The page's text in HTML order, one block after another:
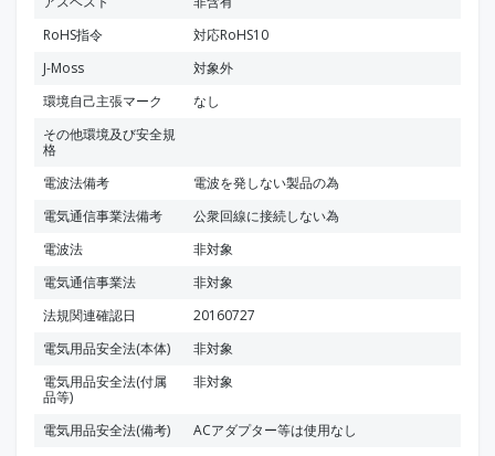
RoHS指令
対応RoHS10
J-Moss
対象外
環境自己主張マーク
なし
その他環境及び安全規
格
電波法備考
電波を発しない製品の為
電気通信事業法備考
公衆回線に接続しない為
電波法
非対象
電気通信事業法
非対象
法規関連確認日
20160727
電気用品安全法(本体)
非対象
電気用品安全法(付属
品等)
非対象
電気用品安全法(備考) ACアダプター等は使用なし